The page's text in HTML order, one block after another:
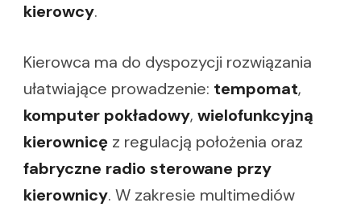
kierowcy.
Kierowca ma do dyspozycji rozwiązania
ułatwiające prowadzenie: tempomat,
komputer pokładowy, wielofunkcyjną
kierownicę z regulacją położenia oraz
fabryczne radio sterowane przy
kierownicy. W zakresie multimediów